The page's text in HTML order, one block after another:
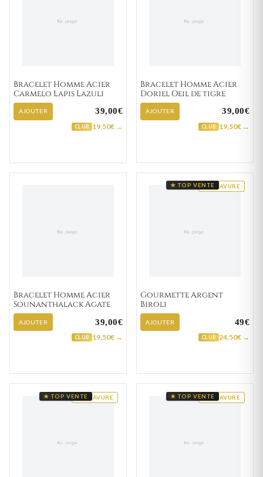
Bracelet Homme Acier
Carmelo Lapis Lazuli
AJOUTER 39,00€
CLUB 19,50€ →
Bracelet Homme Acier
Doriel Oeil de tigre
AJOUTER 39,00€
CLUB 19,50€ →
Bracelet Homme Acier
Sounanthalack Agate
AJOUTER 39,00€
CLUB 19,50€ →
GRAVURE
★ TOP VENTE
Gourmette Argent
Biroli
AJOUTER 49€
CLUB 24,50€ →
GRAVURE
★ TOP VENTE GRAVURE
★ TOP VENTE